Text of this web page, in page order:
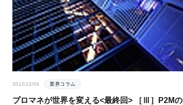
2012/12/04 業界コラム
プロマネが世界を変える<最終回> ［Ⅲ］P2Mの